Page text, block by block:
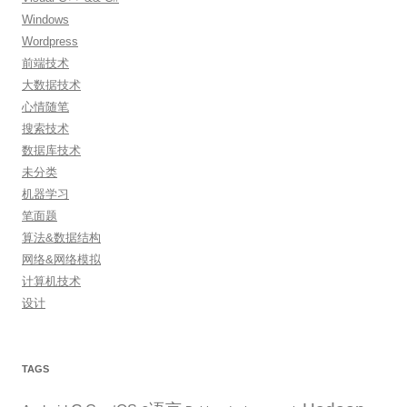
Windows
Wordpress
前端技术
大数据技术
心情随笔
搜索技术
数据库技术
未分类
机器学习
笔面题
算法&数据结构
网络&网络模拟
计算机技术
设计
TAGS